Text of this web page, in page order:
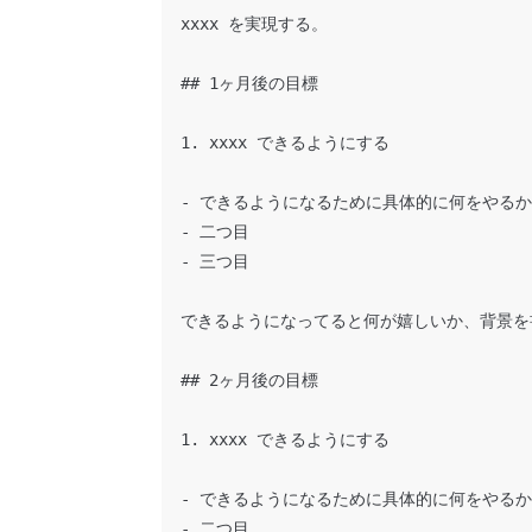
xxxx を実現する。
## 1ヶ月後の目標
1. xxxx できるようにする
- できるようになるために具体的に何をやるか
- 二つ目
- 三つ目
できるようになってると何が嬉しいか、背景
## 2ヶ月後の目標
1. xxxx できるようにする
- できるようになるために具体的に何をやるか